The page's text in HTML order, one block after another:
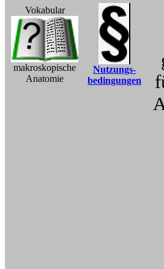
Vokabular
makroskopische
Anatomie
Nutzungs-
bedingungen